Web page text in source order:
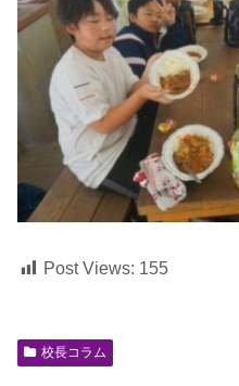
Post Views: 155
校長コラム